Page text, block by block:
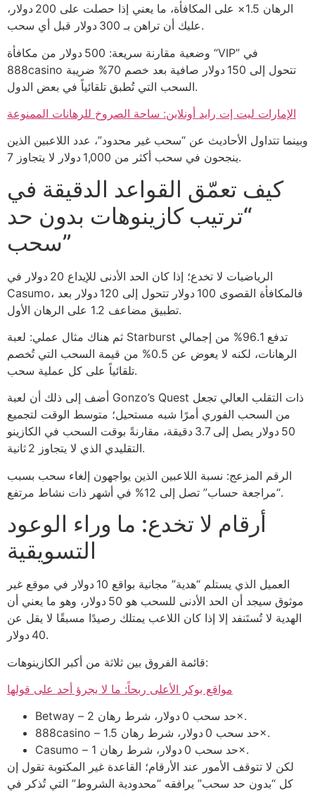
الرهان 1.5× على المكافأة، ما يعني إذا حصلت على 200 دولار،
عليك أن تراهن بـ 300 دولار قبل أي سحب.
وضعية مقارنة سريعة: 500 دولار من مكافأة “VIP” في
888casino تتحول إلى 150 دولار صافية بعد خصم 70% ضريبة
السحب التي تُطبق تلقائياً في بعض الدول.
الإمارات ليت إت رايد أونلاين: ساحة الصروخ للرهانات الممنوعة
وبينما تتداول الأحاديث عن “سحب غير محدود”، عدد اللاعبين الذين
ينجحون في سحب أكثر من 1,000 دولار لا يتجاوز 7.
كيف تعمّق القواعد الدقيقة في
“ترتيب كازينوهات بدون حد
سحب”
الرياضيات لا تخدع؛ إذا كان الحد الأدنى للإيداع 20 دولار في
Casumo، فالمكافأة القصوى 100 دولار تتحول إلى 120 دولار بعد
تطبيق مضاعف 1.2 على الرهان الأول.
ثم هناك مثال عملي: لعبة Starburst تدفع 96.1% من إجمالي
الرهانات، لكنه لا يعوض عن 0.5% من قيمة السحب التي تُخصم
تلقائياً على كل عملية سحب.
أضف إلى ذلك أن لعبة Gonzo’s Quest ذات التقلب العالي تجعل
من السحب الفوري أمرًا شبه مستحيل؛ متوسط الوقت لتجميع
50 دولار يصل إلى 3.7 دقيقة، مقارنةً بوقت السحب في الكازينو
التقليدي الذي لا يتجاوز 2 ثانية.
الرقم المزعج: نسبة اللاعبين الذين يواجهون إلغاء سحب بسبب
“مراجعة حساب” تصل إلى 12% في أشهر ذات نشاط مرتفع.
أرقام لا تخدع: ما وراء الوعود
التسويقية
العميل الذي يستلم “هدية” مجانية بواقع 10 دولار في موقع غير
موثوق سيجد أن الحد الأدنى للسحب هو 50 دولار، وهو ما يعني أن
الهدية لا تُستَنفد إلا إذا كان اللاعب يمتلك رصيدًا مسبقًا لا يقل عن
40 دولار.
قائمة الفروق بين ثلاثة من أكبر الكازينوهات:
مواقع بوكر الأعلى ربحاً: ما لا يجرؤ أحد على قولها
Betway – حد سحب 0 دولار، شرط رهان 2×.
888casino – حد سحب 0 دولار، شرط رهان 1.5×.
Casumo – حد سحب 0 دولار، شرط رهان 1×.
لكن لا تتوقف الأمور عند الأرقام؛ القاعدة غير المكتوبة تقول إن
كل “بدون حد سحب” يرافقه “محدودية الشروط” التي تُذكر في